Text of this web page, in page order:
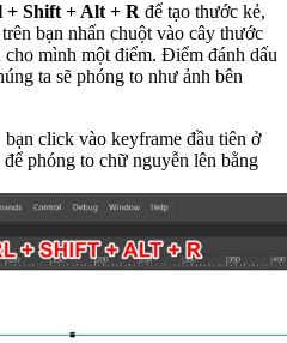
+ Shift + Alt + R để tạo thước kẻ,
bạn nhấn chuột vào cây thước
mình một điểm. Điểm đánh dấu
ta sẽ phóng to như ảnh bên
click vào keyframe đầu tiên ở
để phóng to chữ nguyễn lên bằng